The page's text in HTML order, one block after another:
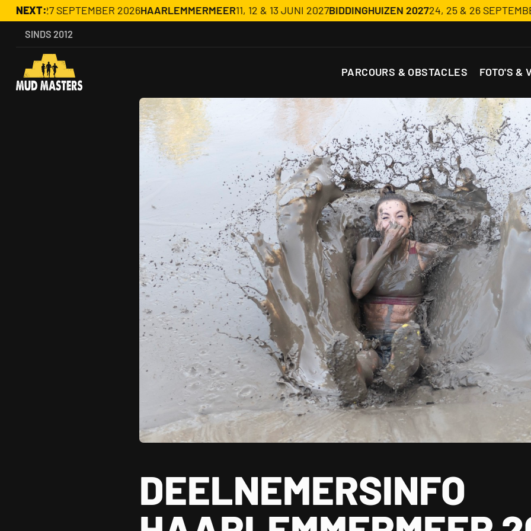
NEXT:
& 27 SEPTEMBER 2026HAARLEMMERMEER11, 12 & 13 JUNI 2027BIDDINGHUIZEN 202724, 25 & 26 SEPTEMBER
SINDS 2012
PARCOURS & OBSTACLES FOTO'S &
DEELNEMERSINFO